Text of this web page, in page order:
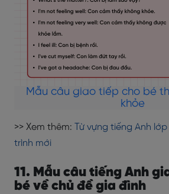
Mẫu câu giao tiếp cho bé
khỏe
>> Xem thêm:
Từ vựng tiếng Anh
trình mới
11. Mẫu câu tiếng Anh
bé về chủ đề gia đình